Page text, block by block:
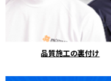
品質施工の裏付け